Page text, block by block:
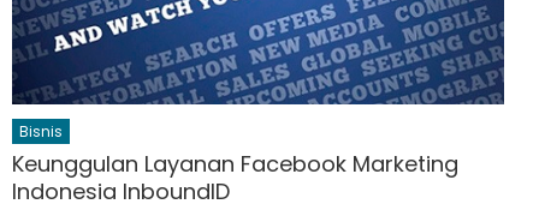
Bisnis
Keunggulan Layanan Facebook Marketing
Indonesia InboundID